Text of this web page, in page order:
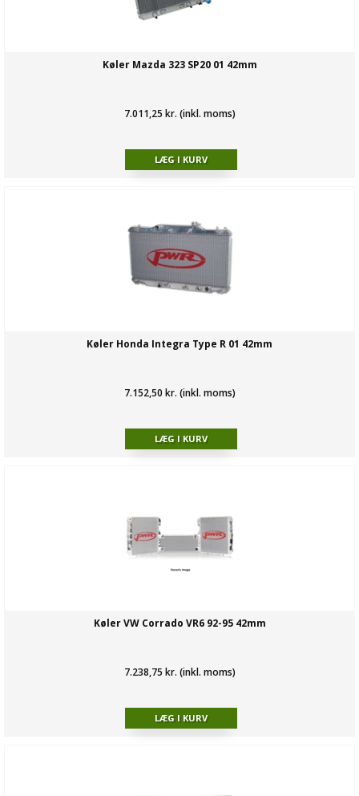
Køler Mazda 323 SP20 01 42mm
7.011,25 kr. (inkl. moms)
Køler Honda Integra Type R 01 42mm
7.152,50 kr. (inkl. moms)
Køler VW Corrado VR6 92-95 42mm
7.238,75 kr. (inkl. moms)